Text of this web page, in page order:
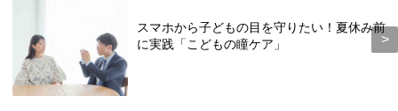
スマホから子どもの目を守りたい！夏休み前
に実践「こどもの瞳ケア」